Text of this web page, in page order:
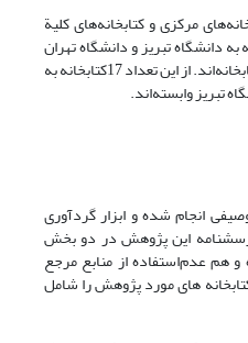
مرکزی و کتابخانه‌های کلیة
دانشگاه تبریز و دانشگاه تهران
می‌باشند که در مجموع شامل 33 کتابخانه‌اند. از این تعداد 17کتابخانه به
انجام شده و ابزار گردآوری
این پژوهش در دو بخش
هم عدم‌استفاده از منابع مرجع
های مورد پژوهش را شامل